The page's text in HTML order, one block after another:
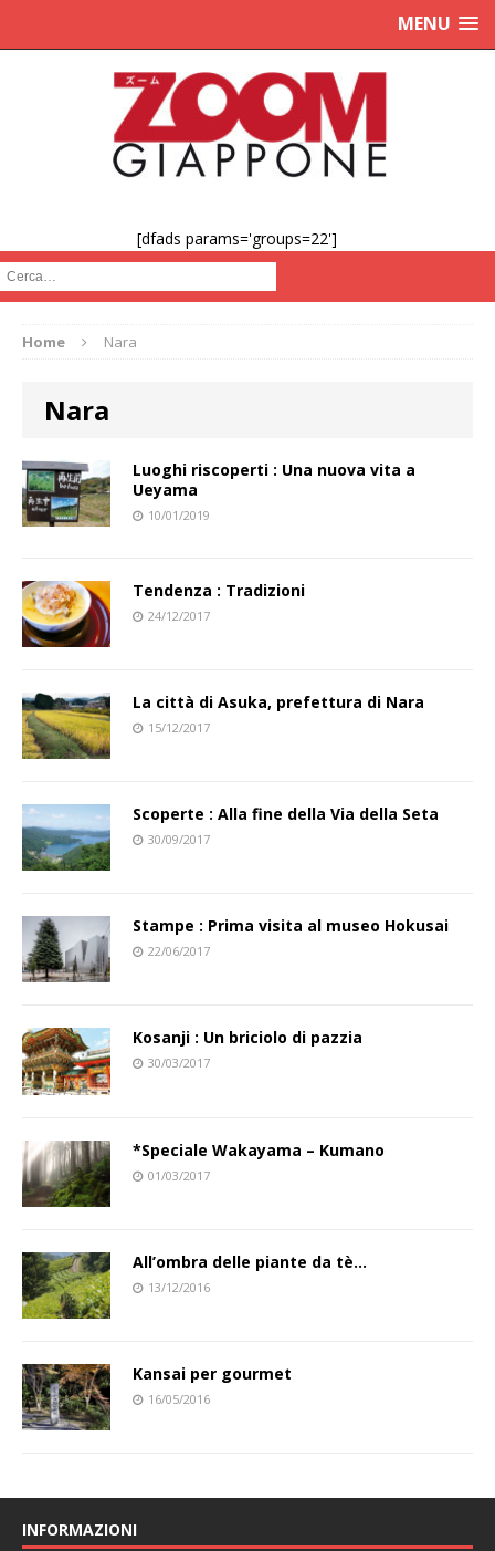
MENU
[dfads params='groups=22']
Cerca :
Home Nara
Nara
Luoghi riscoperti : Una nuova vita a
Ueyama
10/01/2019
Tendenza : Tradizioni
24/12/2017
La città di Asuka, prefettura di Nara
15/12/2017
Scoperte : Alla fine della Via della Seta
30/09/2017
Stampe : Prima visita al museo Hokusai
22/06/2017
Kosanji : Un briciolo di pazzia
30/03/2017
*Speciale Wakayama – Kumano
01/03/2017
All’ombra delle piante da tè…
13/12/2016
Kansai per gourmet
16/05/2016
INFORMAZIONI